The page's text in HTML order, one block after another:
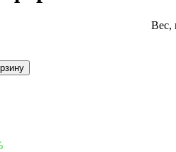
Вес,